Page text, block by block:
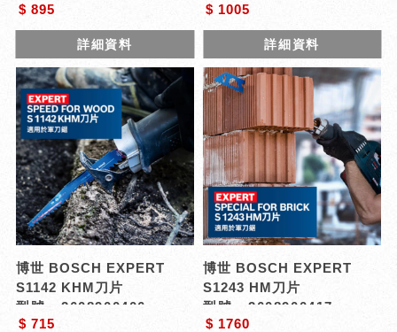
$ 895
詳細資料
$ 1005
詳細資料
博世 BOSCH EXPERT
S1142 KHM刀片
型號 : 2608900406
$ 715
博世 BOSCH EXPERT
S1243 HM刀片
型號 : 2608900417
$ 1760